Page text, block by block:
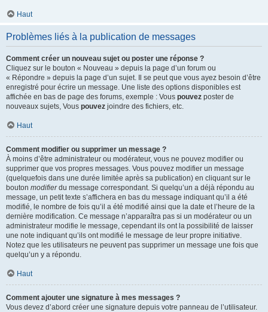
Haut
Problèmes liés à la publication de messages
Comment créer un nouveau sujet ou poster une réponse ?
Cliquez sur le bouton « Nouveau » depuis la page d’un forum ou
« Répondre » depuis la page d’un sujet. Il se peut que vous ayez besoin d’être
enregistré pour écrire un message. Une liste des options disponibles est
affichée en bas de page des forums, exemple : Vous pouvez poster de
nouveaux sujets, Vous pouvez joindre des fichiers, etc.
Haut
Comment modifier ou supprimer un message ?
À moins d’être administrateur ou modérateur, vous ne pouvez modifier ou
supprimer que vos propres messages. Vous pouvez modifier un message
(quelquefois dans une durée limitée après sa publication) en cliquant sur le
bouton modifierdu message correspondant. Si quelqu’un a déjà répondu au
message, un petit texte s’affichera en bas du message indiquant qu’il a été
modifié, le nombre de fois qu’il a été modifié ainsi que la date et l’heure de la
dernière modification. Ce message n’apparaîtra pas si un modérateur ou un
administrateur modifie le message, cependant ils ont la possibilité de laisser
une note indiquant qu’ils ont modifié le message de leur propre initiative.
Notez que les utilisateurs ne peuvent pas supprimer un message une fois que
quelqu’un y a répondu.
Haut
Comment ajouter une signature à mes messages ?
Vous devez d’abord créer une signature depuis votre panneau de l’utilisateur.